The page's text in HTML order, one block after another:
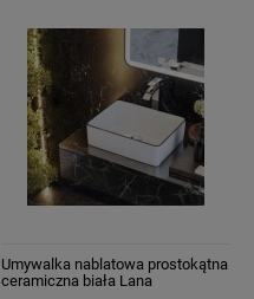
Umywalka nablatowa prostokątna
ceramiczna biała Lana